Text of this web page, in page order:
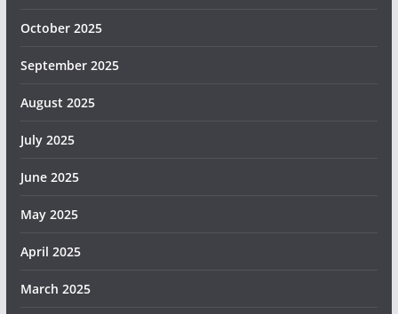
October 2025
September 2025
August 2025
July 2025
June 2025
May 2025
April 2025
March 2025